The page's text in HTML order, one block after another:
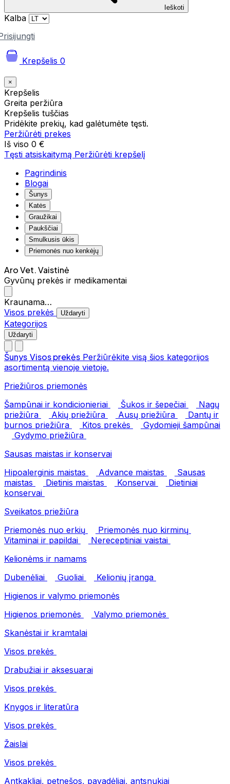
Ieškoti
Kalba
Krepšelis 0
×
Krepšelis
Greita peržiūra
Krepšelis tuščias
Pridėkite prekių, kad galėtumėte tęsti.
Peržiūrėti prekes
Iš viso 0 €
Tęsti atsiskaitymą Peržiūrėti krepšelį
Pagrindinis
Blogai
Šunys
Katės
Graužikai
Paukščiai
Smulkusis ūkis
Priemonės nuo kenkėjų
Aro Vet. Vaistinė
Gyvūnų prekės ir medikamentai
Kraunama…
Visos prekės
Uždaryti
Kategorijos
Uždaryti
Šunys Visos prekės Peržiūrėkite visą šios kategorijos
asortimentą vienoje vietoje.
Priežiūros priemonės
Šampūnai ir kondicionieriai
Šukos ir šepečiai
Nagų
priežiūra
Akių priežiūra Ausų priežiūra
Dantų ir
burnos priežiūra
Kitos prekės
Gydomieji šampūnai
Gydymo priežiūra
Sausas maistas ir konservai
Hipoalerginis maistas
Advance maistas
Sausas
maistas
Dietinis maistas Konservai
Dietiniai
konservai
Sveikatos priežiūra
Priemonės nuo erkių
Priemonės nuo kirminų
Vitaminai ir papildai
Nereceptiniai vaistai
Kelionėms ir namams
Dubenėliai
Guoliai
Kelionių įranga
Higienos ir valymo priemonės
Higienos priemonės
Valymo priemonės
Skanėstai ir kramtalai
Visos prekės
Drabužiai ir aksesuarai
Visos prekės
Knygos ir literatūra
Visos prekės
Žaislai
Visos prekės
Antkakliai, petnešos, pavadėliai, antsnukiai